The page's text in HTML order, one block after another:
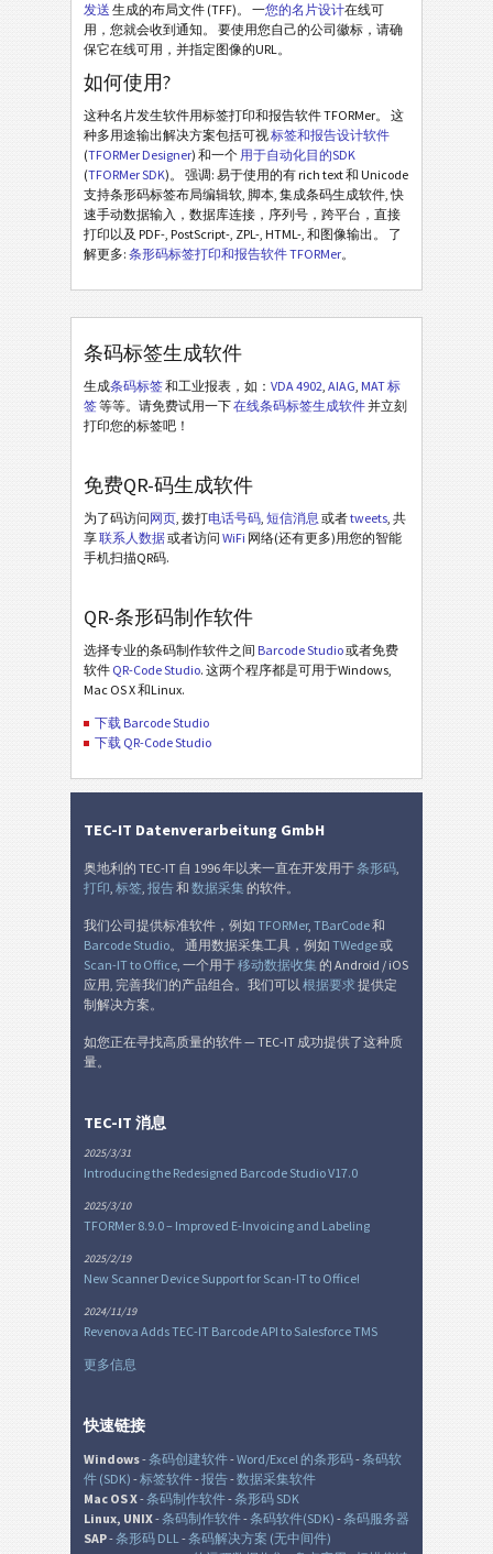
发送 生成的布局文件 (TFF)。 一您的名片设计在线可
用，您就会收到通知。 要使用您自己的公司徽标，请确
保它在线可用，并指定图像的URL。
如何使用?
这种名片发生软件用标签打印和报告软件 TFORMer。 这
种多用途输出解决方案包括可视标签和报告设计软件
(TFORMer Designer) 和一个 用于自动化目的SDK
(TFORMer SDK)。 强调: 易于使用的有 rich text 和 Unicode
支持条形码标签布局编辑软, 脚本, 集成条码生成软件, 快
速手动数据输入，数据库连接，序列号，跨平台，直接
打印以及 PDF-, PostScript-, ZPL-, HTML-, 和图像输出。 了
解更多: 条形码标签打印和报告软件 TFORMer。
条码标签生成软件
生成条码标签和工业报表，如： VDA 4902, AIAG, MAT 标
签等等。请免费试用一下在线条码标签生成软件并立刻
打印您的标签吧！
免费QR-码生成软件
为了码访问网页, 拨打电话号码, 短信消息 或者tweets, 共
享联系人数据或者访问 WiFi 网络(还有更多)用您的智能
手机扫描QR码.
QR-条形码制作软件
选择专业的条码制作软件之间 Barcode Studio或者免费
软件 QR-Code Studio. 这两个程序都是可用于Windows,
Mac OS X 和Linux.
下载 Barcode Studio
下载 QR-Code Studio
TEC-IT Datenverarbeitung GmbH
奥地利的 TEC-IT 自 1996 年以来一直在开发用于条形码,
打印, 标签, 报告和 数据采集的软件。
我们公司提供标准软件，例如 TFORMer, TBarCode和
Barcode Studio。 通用数据采集工具，例如 TWedge或
Scan-IT to Office, 一个用于移动数据收集的 Android / iOS
应用, 完善我们的产品组合。我们可以 根据要求 提供定
制解决方案。
如您正在寻找高质量的软件 — TEC-IT 成功提供了这种质
量。
TEC-IT 消息
2025/3/31
Introducing the Redesigned Barcode Studio V17.0
2025/3/10
TFORMer 8.9.0 – Improved E-Invoicing and Labeling
2025/2/19
New Scanner Device Support for Scan-IT to Office!
2024/11/19
Revenova Adds TEC-IT Barcode API to Salesforce TMS
更多信息
快速链接
Windows-条码创建软件-Word/Excel 的条形码-条码软
件 (SDK) -标签软件-报告-数据采集软件
Mac OS X-条码制作软件-条形码 SDK
Linux, UNIX-条码制作软件-条码软件(SDK) -条码服务器
SAP-条形码 DLL-条码解决方案 (无中间件)